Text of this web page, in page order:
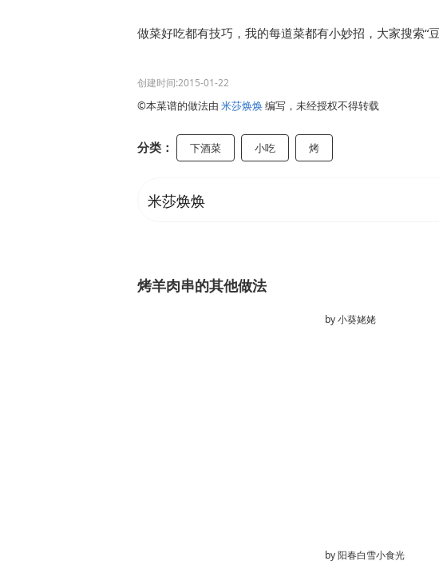
做菜好吃都有技巧，我的每道菜都有小妙招，大家搜索“
创建时间:2015-01-22
©本菜谱的做法由 米莎焕焕编写，未经授权不得转载
分类： 下酒菜 小吃 烤
米莎焕焕
烤羊肉串的其他做法
by小葵姥姥
by阳春白雪小食光